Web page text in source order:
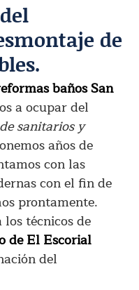
de
baños San
a ocupar del
sanitarios y
años de
con las
con el fin de
prontamente.
técnicos de
de El Escorial
del